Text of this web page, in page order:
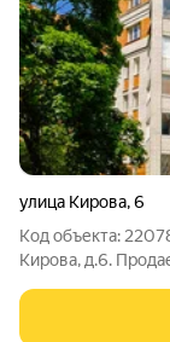
улица Кирова,6
Код объекта:
Кирова, д.6.
по
Окна выходят на